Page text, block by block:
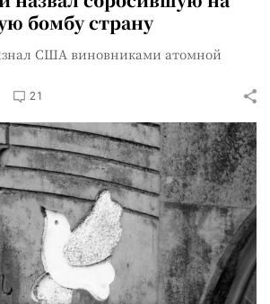
бомбу страну
США виновниками атомной
21